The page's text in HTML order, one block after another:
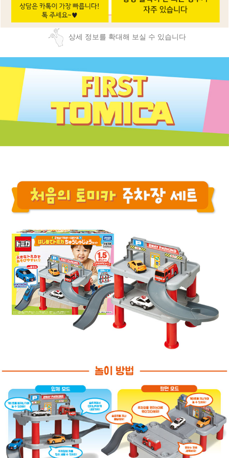
상세 정보를 확대해 보실 수 있습니다